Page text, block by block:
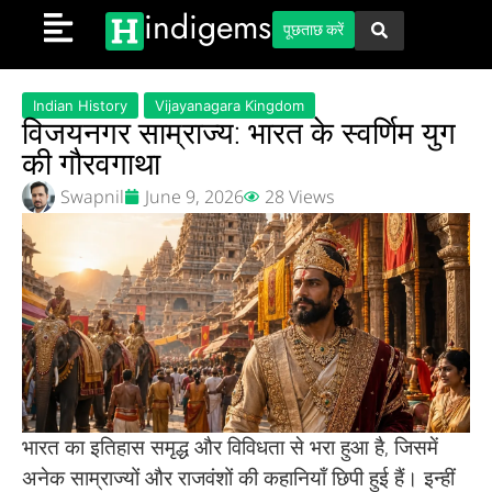
indigems पूछताछ करें
Indian History Vijayanagara Kingdom
विजयनगर साम्राज्य: भारत के स्वर्णिम युग
की गौरवगाथा
Swapnil June 9, 2026 28 Views
भारत का इतिहास समृद्ध और विविधता से भरा हुआ है, जिसमें
अनेक साम्राज्यों और राजवंशों की कहानियाँ छिपी हुई हैं। इन्हीं